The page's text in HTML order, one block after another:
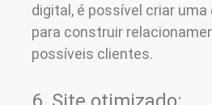
digital, é possível criar
para construir
possíveis clientes.